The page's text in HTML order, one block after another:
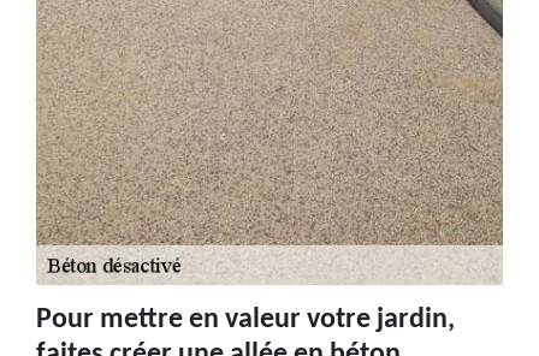
Pour mettre en valeur votre jardin,